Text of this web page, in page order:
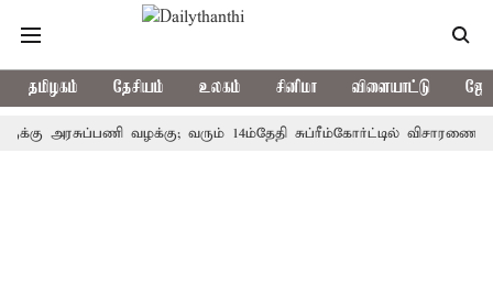
தமிழகம் தேசியம் உலகம் சினிமா விளையாட்டு
வழக்கு; வரும் 14ம்தேதி சுப்ரீம்கோர்ட்டில் விசாரணை